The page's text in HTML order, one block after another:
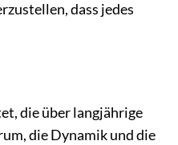
dass jedes
die über langjährige
die Dynamik und die